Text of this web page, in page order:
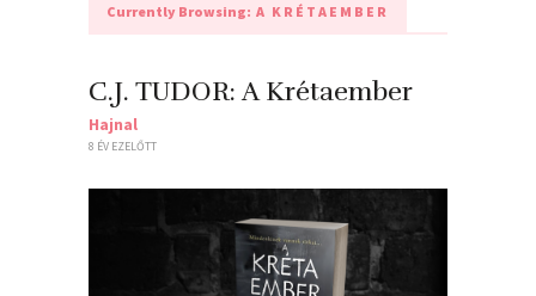
Currently Browsing: A KRÉTAEMBER
C.J. TUDOR: A Krétaember
Hajnal
8 ÉV EZELŐTT